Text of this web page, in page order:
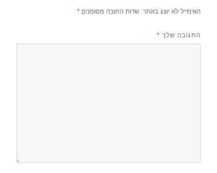
האימייל לא יוצג באתר. שדות החובה מסומנים*
התגובה שלך *